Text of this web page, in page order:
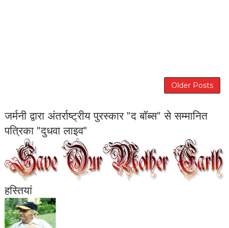
Older Posts
जर्मनी द्वारा अंतर्राष्ट्रीय पुरस्कार "द बॉब्स" से सम्मानित
पत्रिका "दुधवा लाइव"
हस्तियां